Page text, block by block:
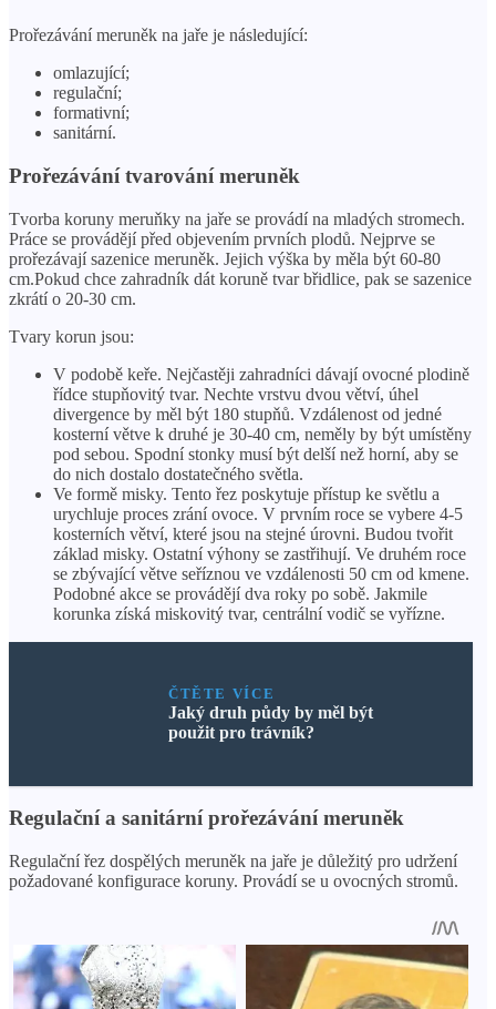
Prořezávání meruněk na jaře je následující:
omlazující;
regulační;
formativní;
sanitární.
Prořezávání tvarování meruněk
Tvorba koruny meruňky na jaře se provádí na mladých stromech.
Práce se provádějí před objevením prvních plodů. Nejprve se
prořezávají sazenice meruněk. Jejich výška by měla být 60-80
cm.Pokud chce zahradník dát koruně tvar břidlice, pak se sazenice
zkrátí o 20-30 cm.
Tvary korun jsou:
V podobě keře. Nejčastěji zahradníci dávají ovocné plodině
řídce stupňovitý tvar. Nechte vrstvu dvou větví, úhel
divergence by měl být 180 stupňů. Vzdálenost od jedné
kosterní větve k druhé je 30-40 cm, neměly by být umístěny
pod sebou. Spodní stonky musí být delší než horní, aby se
do nich dostalo dostatečného světla.
Ve formě misky. Tento řez poskytuje přístup ke světlu a
urychluje proces zrání ovoce. V prvním roce se vybere 4-5
kosterních větví, které jsou na stejné úrovni. Budou tvořit
základ misky. Ostatní výhony se zastřihují. Ve druhém roce
se zbývající větve seříznou ve vzdálenosti 50 cm od kmene.
Podobné akce se provádějí dva roky po sobě. Jakmile
korunka získá miskovitý tvar, centrální vodič se vyřízne.
ČTĚTE VÍCE
Jaký druh půdy by měl být
použit pro trávník?
Regulační a sanitární prořezávání meruněk
Regulační řez dospělých meruněk na jaře je důležitý pro udržení
požadované konfigurace koruny. Provádí se u ovocných stromů.